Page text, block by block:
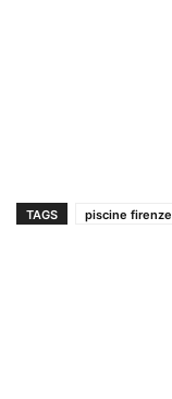
TAGS piscine firenze